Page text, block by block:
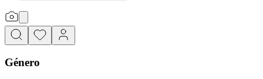
Género